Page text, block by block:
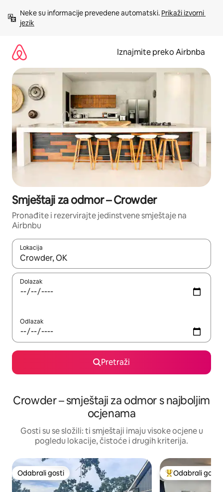
sadržaj
Neke su informacije prevedene automatski. Prikaži izvorni
jezik
Iznajmite preko Airbnba
Smještaji za odmor – Crowder
Pronađite i rezervirajte jedinstvene smještaje na
Airbnbu
Lokacija
Kada budu dostupni rezultati, moći ćete ih pregledati
Dolazak
Odlazak
Pretraži
Crowder – smještaji za odmor s najboljim
ocjenama
Gosti su se složili: ti smještaji imaju visoke ocjene u
pogledu lokacije, čistoće i drugih kriterija.
Odabrali gosti
Odabrali gosti Među najviše
Odabrali gosti